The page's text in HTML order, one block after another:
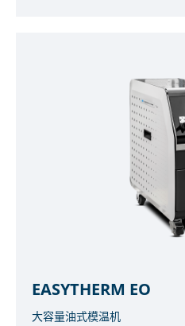
EASYTHERM EO
大容量油式模温机